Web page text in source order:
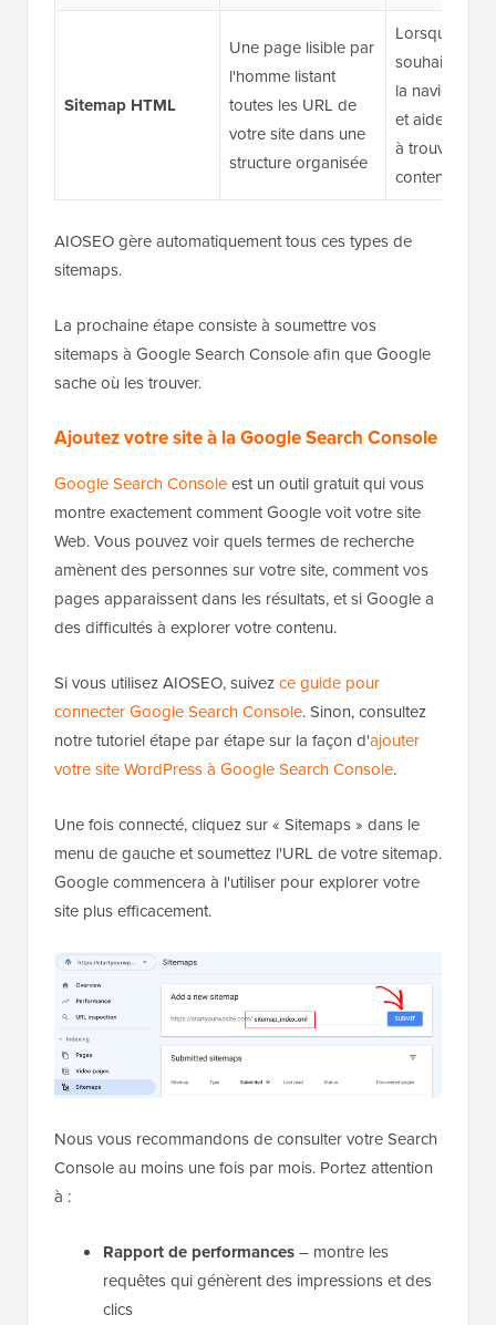
Sitemap HTML
Une page lisible par
l'homme listant
toutes les URL de
votre site dans une
structure organisée
Lorsque vous
souhaitez
la navigation
et aider les
à trouver du
contenu
AIOSEO gère automatiquement tous ces types de
sitemaps.
La prochaine étape consiste à soumettre vos
sitemaps à Google Search Console afin que Google
sache où les trouver.
Ajoutez votre site à la Google Search Console
Google Search Consoleest un outil gratuit qui vous
montre exactement comment Google voit votre site
Web. Vous pouvez voir quels termes de recherche
amènent des personnes sur votre site, comment vos
pages apparaissent dans les résultats, et si Google a
des difficultés à explorer votre contenu.
Si vous utilisez AIOSEO, suivezce guide pour
connecter Google Search Console. Sinon, consultez
notre tutoriel étape par étape sur la façon d'ajouter
votre site WordPress à Google Search Console.
Une fois connecté, cliquez sur « Sitemaps » dans le
menu de gauche et soumettez l'URL de votre sitemap.
Google commencera à l'utiliser pour explorer votre
site plus efficacement.
Nous vous recommandons de consulter votre Search
Console au moins une fois par mois. Portez attention
à :
Rapport de performances– montre les
requêtes qui génèrent des impressions et des
clics